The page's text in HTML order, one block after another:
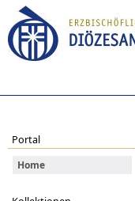
Portal
Home